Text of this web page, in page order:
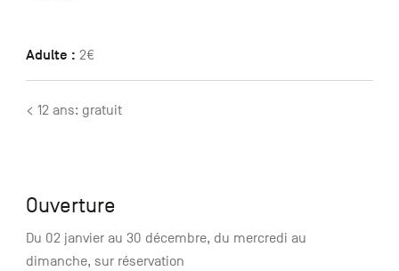
Adulte : 2€
< 12 ans: gratuit
Ouverture
Du 02 janvier au 30 décembre, du mercredi au
dimanche, sur réservation